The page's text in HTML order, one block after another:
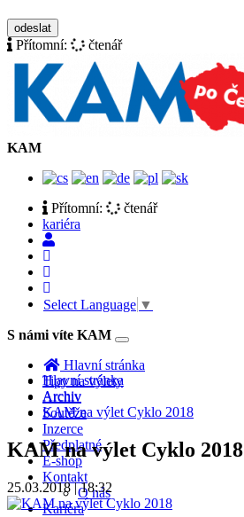
odeslat
Přítomní: čtenář
KAM
Přítomní:
čtenář
kariéra
Select Language ▼
S námi víte KAM
Toggle
navigation
Hlavní stránka
Tipy na výlety
Archiv
Soutěže
Inzerce
Předplatné
E-shop
Kontakt
O nás
Kariéra
Hlavní stránka
Archiv
KAM na výlet Cyklo 2018
KAM na výlet Cyklo 2018
25.03.2018 | 18:32